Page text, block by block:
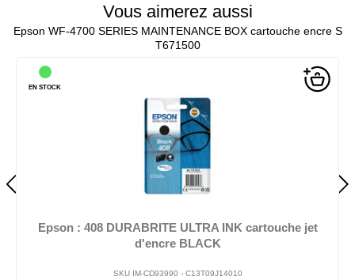
Vous aimerez aussi
Epson WF-4700 SERIES MAINTENANCE BOX cartouche encre S
T671500
Epson : 408 DURABRITE ULTRA INK cartouche jet
d'encre BLACK
SKU IM-CD93990 - C13T09J14010
EN STOCK